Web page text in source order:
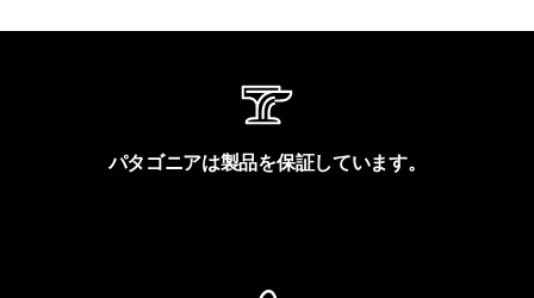
パタゴニアは製品を保証しています。